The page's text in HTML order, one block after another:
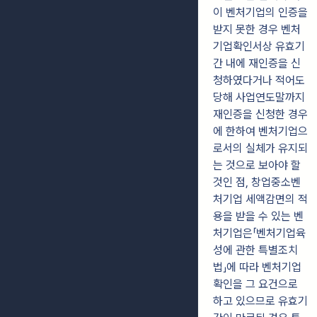
이 벤처기업의 인증을
받지 못한 경우 벤처
기업확인서상 유효기
간 내에 재인증을 신
청하였다거나 적어도
당해 사업연도말까지
재인증을 신청한 경우
에 한하여 벤처기업으
로서의 실체가 유지되
는 것으로 보아야 할
것인 점, 창업중소벤
처기업 세액감면의 적
용을 받을 수 있는 벤
처기업은「벤처기업육
성에 관한 특별조치
법」에 따라 벤처기업
확인을 그 요건으로
하고 있으므로 유효기